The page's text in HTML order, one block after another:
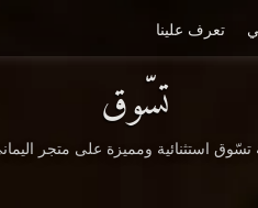
تعرف علينا
تسّوق
تسّوق استثنائية ومميزة على متجر